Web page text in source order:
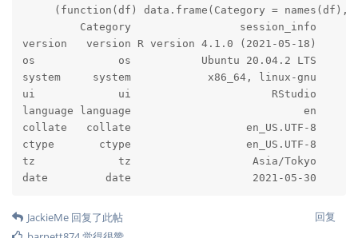
(function(df) data.frame(Category = names(df),
         Category                 session_info
version   version R version 4.1.0 (2021-05-18)
os             os           Ubuntu 20.04.2 LTS
system     system            x86_64, linux-gnu
ui             ui                      RStudio
language language                           en
collate   collate                  en_US.UTF-8
ctype       ctype                  en_US.UTF-8
tz             tz                   Asia/Tokyo
date         date                   2021-05-30
回复
JackieMe 回复了此帖